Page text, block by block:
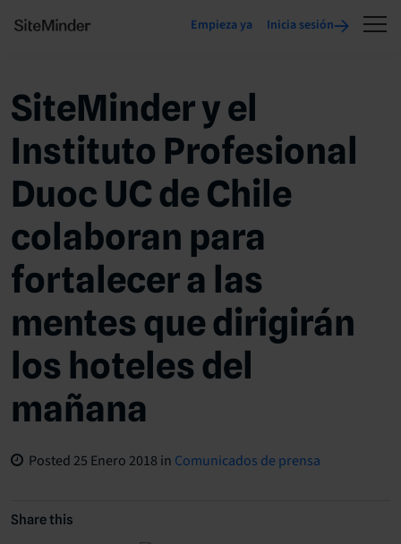
Empieza ya Inicia sesión
SiteMinder y el
Instituto Profesional
Duoc UC de Chile
colaboran para
fortalecer a las
mentes que dirigirán
los hoteles del
mañana
Posted 25 Enero 2018 in Comunicados de prensa
Share this